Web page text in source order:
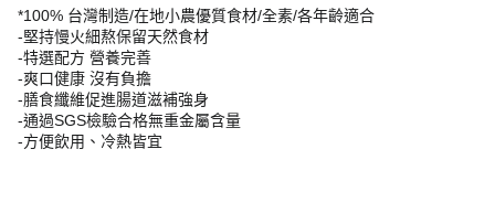
*100% 台灣制造/在地小農優質食材/全素/各年齡適合
-堅持慢火細熬保留天然食材
-特選配方 營養完善
-爽口健康 沒有負擔
-膳食纖維促進腸道滋補強身
-通過SGS檢驗合格無重金屬含量
-方便飲用、冷熱皆宜